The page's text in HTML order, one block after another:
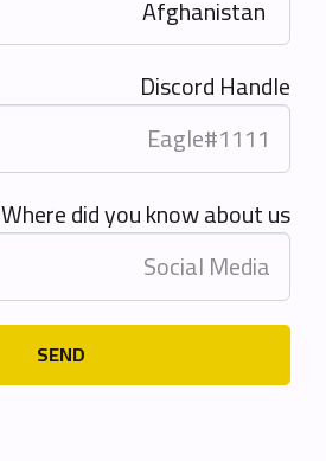
Discord Handle
Where did you know about us?
SEND